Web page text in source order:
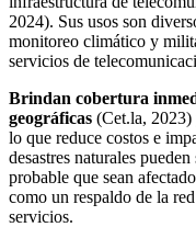
2024). Sus usos son
monitoreo climático y
servicios de
Brindan cobertura
geográficas (Cet.la, 2023)
lo que reduce costos e
desastres naturales
probable que sean
como un respaldo de la
servicios.